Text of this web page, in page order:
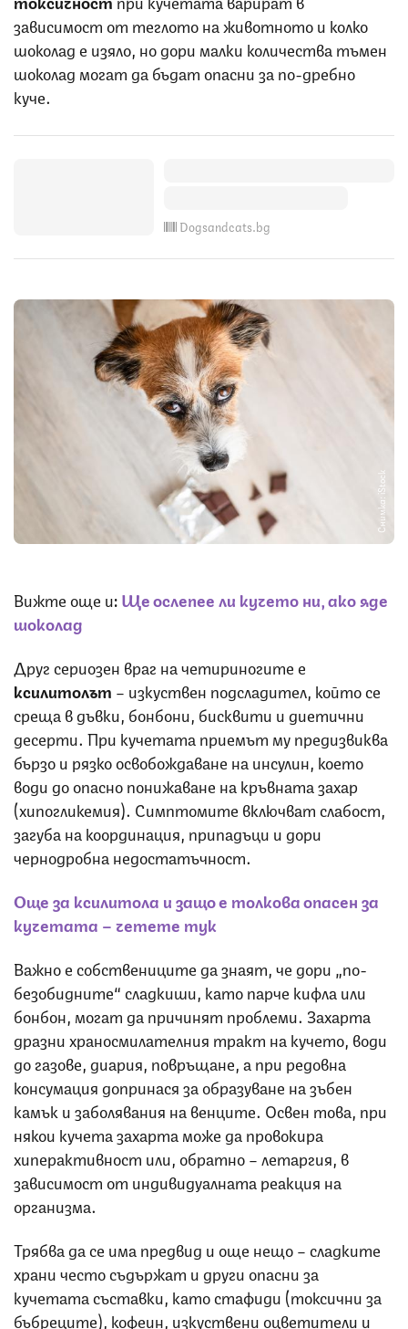
зависимост от теглото на животното и колко
шоколад е изяло, но дори малки количества тъмен
шоколад могат да бъдат опасни за по-дребно
куче.
Dogsandcats.bg
Снимка: iStock
Вижте още и:Ще ослепее ли кучето ни, ако яде
шоколад
Друг сериозен враг на четириногите е
ксилитолът – изкуствен подсладител, който се
среща в дъвки, бонбони, бисквити и диетични
десерти. При кучетата приемът му предизвиква
бързо и рязко освобождаване на инсулин, което
води до опасно понижаване на кръвната захар
(хипогликемия). Симптомите включват слабост,
загуба на координация, припадъци и дори
чернодробна недостатъчност.
Още за ксилитола и защо е толкова опасен за
кучетата – четете тук
Важно е собствениците да знаят, че дори „по-
безобидните“ сладкиши, като парче кифла или
бонбон, могат да причинят проблеми. Захарта
дразни храносмилателния тракт на кучето, води
до газове, диария, повръщане, а при редовна
консумация допринася за образуване на зъбен
камък и заболявания на венците. Освен това, при
някои кучета захарта може да провокира
хиперактивност или, обратно – летаргия, в
зависимост от индивидуалната реакция на
организма.
Трябва да се има предвид и още нещо – сладките
храни често съдържат и други опасни за
кучетата съставки, като стафиди (токсични за
бъбреците), кофеин, изкуствени оцветители и